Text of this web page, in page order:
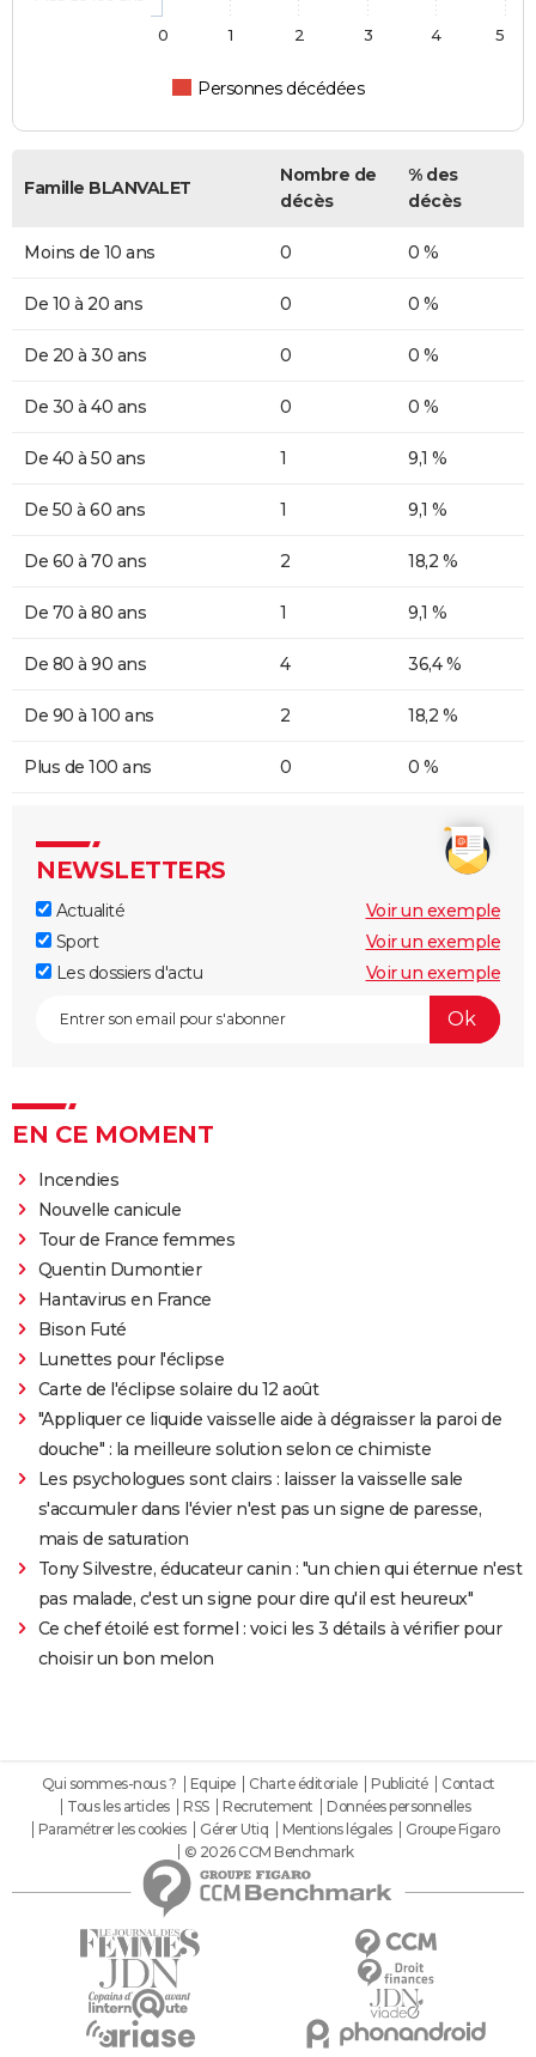
Personnes décédées
0 1 2 3 4 5
Famille BLANVALET
Nombre de
décès
% des
décès
Moins de 10 ans 0 0 %
De 10 à 20 ans 0 0 %
De 20 à 30 ans 0 0 %
De 30 à 40 ans 0 0 %
De 40 à 50 ans 1 9,1 %
De 50 à 60 ans 1 9,1 %
De 60 à 70 ans 2 18,2 %
De 70 à 80 ans 1 9,1 %
De 80 à 90 ans 4 36,4 %
De 90 à 100 ans 2 18,2 %
Plus de 100 ans 0 0 %
NEWSLETTERS
Actualité
Voir un exemple
Sport
Voir un exemple
Les dossiers d'actu
Voir un exemple
EN CE MOMENT
Incendies
Nouvelle canicule
Tour de France femmes
Quentin Dumontier
Hantavirus en France
Bison Futé
Lunettes pour l'éclipse
Carte de l'éclipse solaire du 12 août
"Appliquer ce liquide vaisselle aide à dégraisser la paroi de
douche" : la meilleure solution selon ce chimiste
Les psychologues sont clairs : laisser la vaisselle sale
s'accumuler dans l'évier n'est pas un signe de paresse,
mais de saturation
Tony Silvestre, éducateur canin : "un chien qui éternue n'est
pas malade, c'est un signe pour dire qu'il est heureux"
Ce chef étoilé est formel : voici les 3 détails à vérifier pour
choisir un bon melon
Qui sommes-nous ? Equipe Charte éditoriale Publicité
Contact
Tous les articles
RSS Recrutement
Données personnelles
Paramétrer les cookies
Gérer Utiq Mentions légales
Groupe Figaro
© 2026 CCM Benchmark